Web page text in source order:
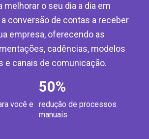
melhorar o seu dia a dia em
conversão de contas a receber
empresa, oferecendo as
cadências, modelos
e canais de comunicação.
você e
50%
redução de processos
manuais